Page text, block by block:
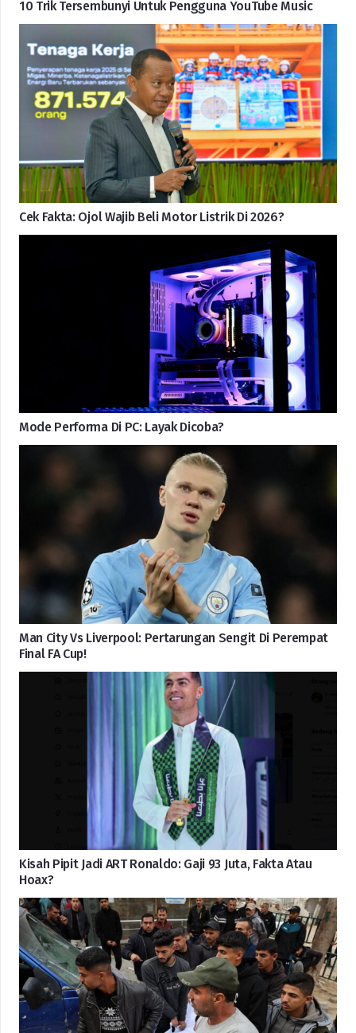
10 Trik Tersembunyi Untuk Pengguna YouTube Music
Cek Fakta: Ojol Wajib Beli Motor Listrik Di 2026?
Mode Performa Di PC: Layak Dicoba?
Man City Vs Liverpool: Pertarungan Sengit Di Perempat
Final FA Cup!
Kisah Pipit Jadi ART Ronaldo: Gaji 93 Juta, Fakta Atau
Hoax?